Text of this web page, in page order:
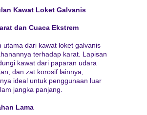
Kawat Loket Galvanis
dan Cuaca Ekstrem
utama dari kawat loket galvanis
terhadap karat. Lapisan
kawat dari paparan udara
dan zat korosif lainnya,
ideal untuk penggunaan luar
jangka panjang.
Lama